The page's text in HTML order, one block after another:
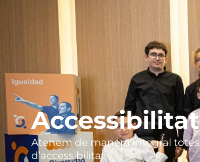
Atenem de manera integral
d’accessibilitat.